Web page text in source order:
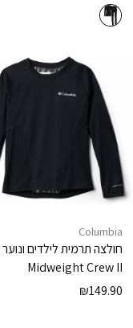
Columbia
חולצה תרמית לילדים ונוער
Midweight Crew II
₪149.90